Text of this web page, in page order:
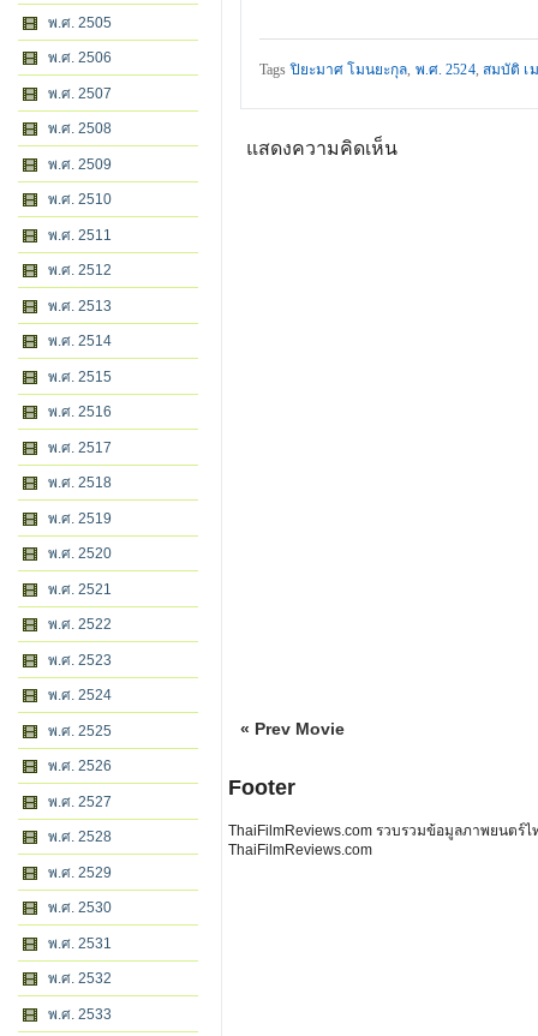
พ.ศ. 2505
พ.ศ. 2506
พ.ศ. 2507
พ.ศ. 2508
พ.ศ. 2509
พ.ศ. 2510
พ.ศ. 2511
พ.ศ. 2512
พ.ศ. 2513
พ.ศ. 2514
พ.ศ. 2515
พ.ศ. 2516
พ.ศ. 2517
พ.ศ. 2518
พ.ศ. 2519
พ.ศ. 2520
พ.ศ. 2521
พ.ศ. 2522
พ.ศ. 2523
พ.ศ. 2524
พ.ศ. 2525
พ.ศ. 2526
พ.ศ. 2527
พ.ศ. 2528
พ.ศ. 2529
พ.ศ. 2530
พ.ศ. 2531
พ.ศ. 2532
พ.ศ. 2533
Tagsปิยะมาศ โมนยะกุล, พ.ศ. 2524, สมบัติ เ
แสดงความคิดเห็น
« Prev Movie
Footer
ThaiFilmReviews.com รวบรวมข้อมูลภาพยนตร์
ThaiFilmReviews.com